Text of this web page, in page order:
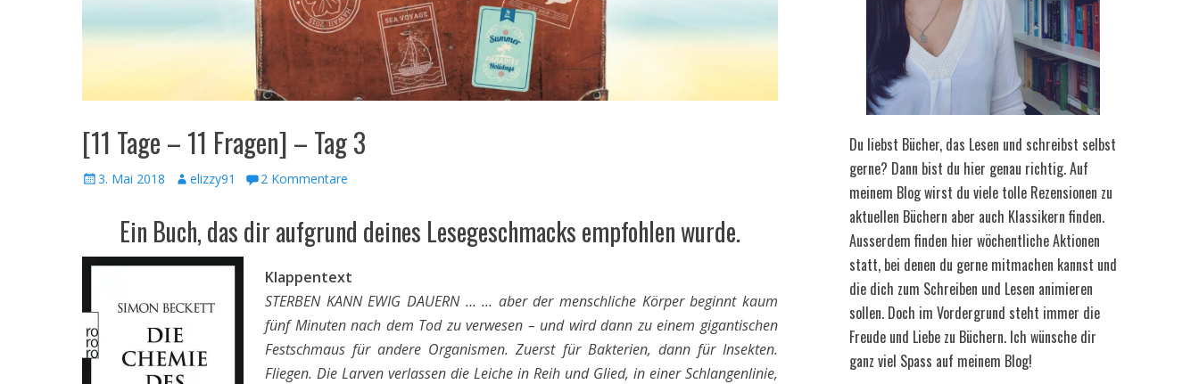
[11 Tage – 11 Fragen] – Tag 3
Veröffentlicht
3. Mai 2018 Autorelizzy91 2 Kommentare
Ein Buch, das dir aufgrund deines Lesegeschmacks empfohlen wurde.
Klappentext
STERBEN KANN EWIG DAUERN … … aber der menschliche Körper beginnt kaum
fünf Minuten nach dem Tod zu verwesen – und wird dann zu einem gigantischen
Festschmaus für andere Organismen. Zuerst für Bakterien, dann für Insekten.
Fliegen. Die Larven verlassen die Leiche in Reih und Glied, in einer Schlangenlinie,
Du liebst Bücher, das Lesen und schreibst selbst
gerne? Dann bist du hier genau richtig. Auf
meinem Blog wirst du viele tolle Rezensionen zu
aktuellen Büchern aber auch Klassikern finden.
Ausserdem finden hier wöchentliche Aktionen
statt, bei denen du gerne mitmachen kannst und
die dich zum Schreiben und Lesen animieren
sollen. Doch im Vordergrund steht immer die
Freude und Liebe zu Büchern. Ich wünsche dir
ganz viel Spass auf meinem Blog!